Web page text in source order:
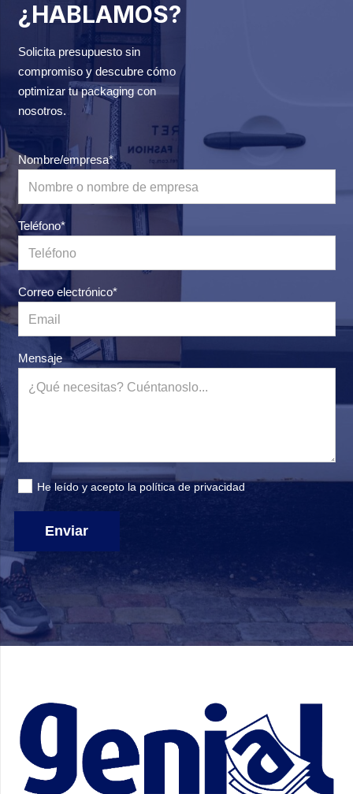
¿HABLAMOS?
Solicita presupuesto sin
compromiso y descubre cómo
optimizar tu packaging con
nosotros.
Nombre/empresa*
Teléfono*
Correo electrónico*
Mensaje
He leído y acepto la política de privacidad
Enviar